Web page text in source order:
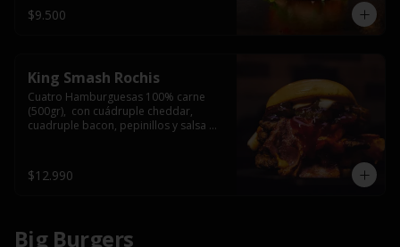
$9.500
King Smash Rochis
Cuatro Hamburguesas 100% carne
(500gr),  con cuádruple cheddar,
cuadruple bacon, pepinillos y salsa
$12.990
Big Burgers